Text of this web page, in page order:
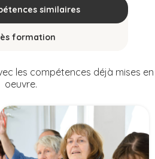
similaires
formation
les compétences déjà mises en
oeuvre.